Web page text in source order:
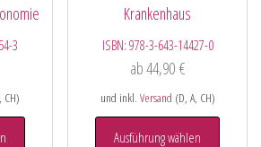
3
CH)
Krankenhaus
ISBN: 978-3-643-14427-0
ab44,90 €
und inkl. Versand (D, A, CH)
Ausführung wählen